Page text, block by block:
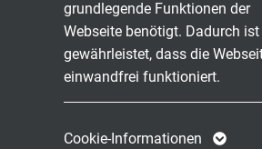
grundlegende Funktionen der
Webseite benötigt. Dadurch ist
gewährleistet, dass die
einwandfrei funktioniert.
Cookie-Informationen
Ölbeständigkeit I & II
Exposed Runs
Schadstofffreiheit